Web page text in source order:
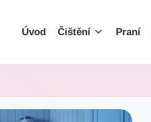
Úvod Čištění Praní